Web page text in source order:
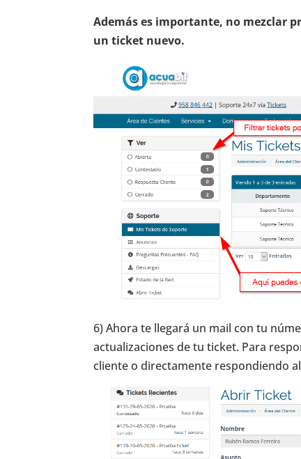
Además es importante, no mezclar
un ticket nuevo.
6) Ahora te llegará un mail con tu
actualizaciones de tu ticket. Para
cliente o directamente respondiendo